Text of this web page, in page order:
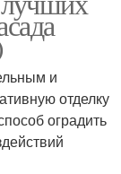
и
отделку
оградить